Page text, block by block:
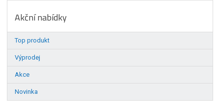
Akční nabídky
Top produkt
Výprodej
Akce
Novinka